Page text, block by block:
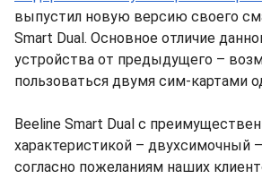
выпустил новую версию своего
Smart Dual. Основное отличие
устройства от предыдущего –
пользоваться двумя сим-картами
Beeline Smart Dual c
характеристикой – двухсимочный
согласно пожеланиям наших